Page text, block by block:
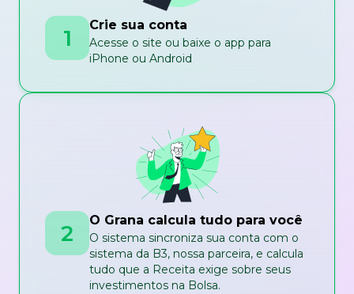
1 Crie sua conta
Acesse o site ou baixe o app para
iPhone ou Android
2 O Grana calcula tudo para você
O sistema sincroniza sua conta com o
sistema da B3, nossa parceira, e calcula
tudo que a Receita exige sobre seus
investimentos na Bolsa.